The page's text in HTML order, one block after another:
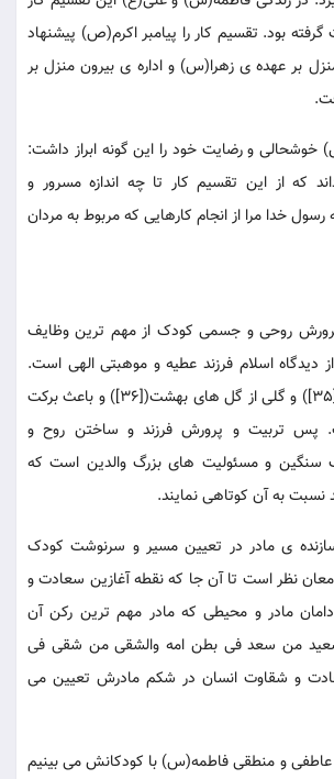
بود. تقسیم کار را پیامبر اکرم(ص) پیشنهاد
منزل بر عهده ی زهرا(س) و اداره ی بیرون منزل بر
و رضایت خود را این گونه ابراز داشت:
که از این تقسیم کار تا چه اندازه مسرور و
خدا مرا از انجام کارهایی که مربوط به مردان
پرورش روحی و جسمی کودک از مهم ترین وظایف
دیدگاه اسلام فرزند عطیه و موهبتی الهی است.
فرزند پاره تن والدین([35]) و گلی از گل های بهشت([36]) و باعث برکت
است. پس تربیت و پرورش فرزند و ساختن روح و
سنگین و مسئولیت های بزرگ والدین است که
نسبت به آن کوتاهی نمایند.
ی مادر در تعیین مسیر و سرنوشت کودک
نظر است تا آن جا که نقطه آغازین سعادت و
مادر و محیطی که مادر مهم ترین رکن آن
من سعد فی بطن امه والشقی من شقی فی
([38])؛ سعادت و شقاوت انسان در شکم مادرش تعیین می
عاطفی و منطقی فاطمه(س) با کودکانش می بینیم